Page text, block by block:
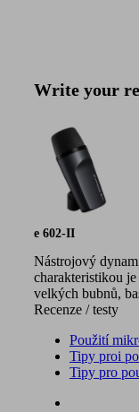
Write your
e 602-II
Nástrojový
charakteristikou
velkých bubnů,
Recenze / testy
Použití
Tipy proi
Tipy pro